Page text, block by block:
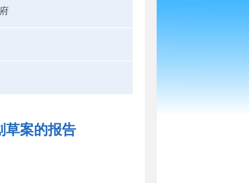
草案的报告